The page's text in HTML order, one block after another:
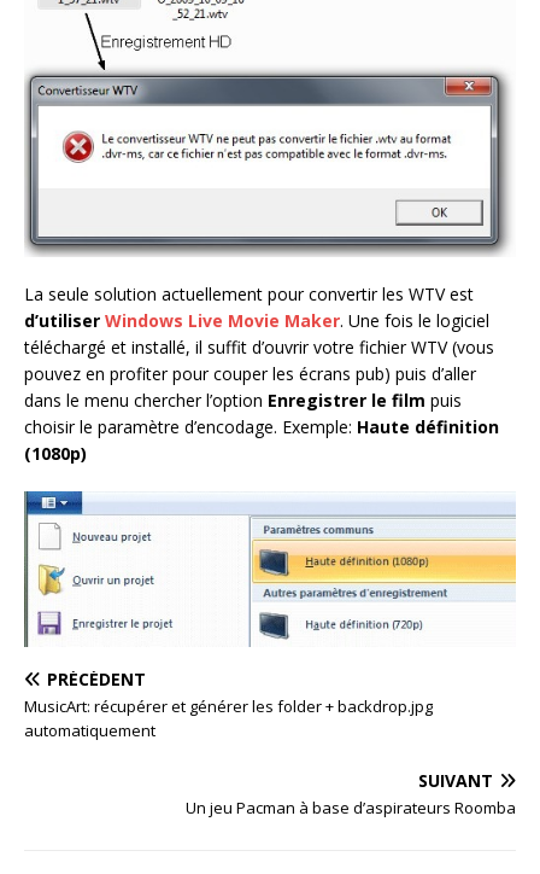
La seule solution actuellement pour convertir les WTV est
d’utiliser Windows Live Movie Maker. Une fois le logiciel
téléchargé et installé, il suffit d’ouvrir votre fichier WTV (vous
pouvez en profiter pour couper les écrans pub) puis d’aller
dans le menu chercher l’option Enregistrer le film puis
choisir le paramètre d’encodage. Exemple: Haute définition
(1080p)
PRÉCÉDENT
MusicArt: récupérer et générer les folder + backdrop.jpg
automatiquement
SUIVANT
Un jeu Pacman à base d’aspirateurs Roomba